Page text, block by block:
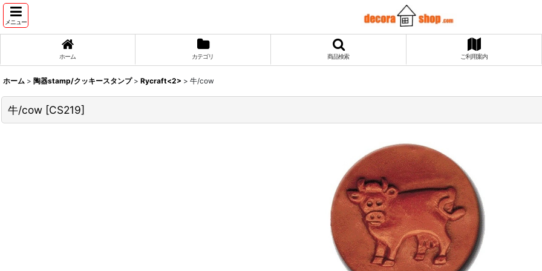
メニュー
ホーム カテゴリ 商品検索 ご利用案内
ホーム > 陶器stamp/クッキースタンプ > Rycraft<2> > 牛/cow
牛/cow [CS219]